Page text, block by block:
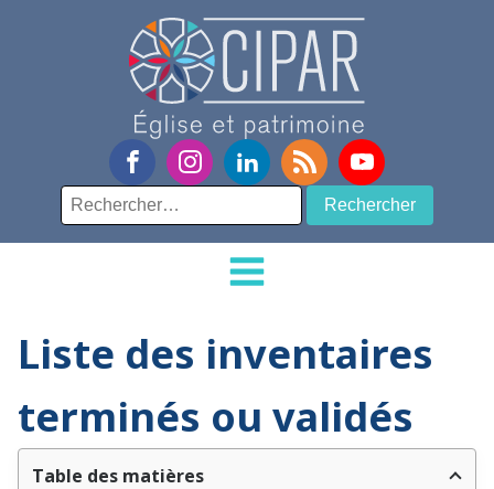
Rechercher :
Liste des inventaires
terminés ou validés
Table des matières